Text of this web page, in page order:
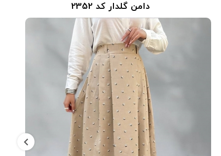
دامن گلدار کد 2352